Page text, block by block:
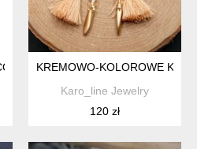
- KOLCZYKI /22.11.25/
KREMOWO-KOLOROWE
Karo_line Jewelry
120 zł